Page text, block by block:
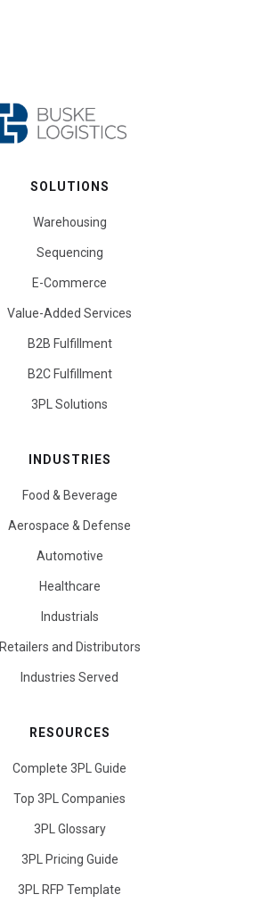
SOLUTIONS
Warehousing
Sequencing
E-Commerce
Value-Added Services
B2B Fulfillment
B2C Fulfillment
3PL Solutions
INDUSTRIES
Food & Beverage
Aerospace & Defense
Automotive
Healthcare
Industrials
Retailers and Distributors
Industries Served
RESOURCES
Complete 3PL Guide
Top 3PL Companies
3PL Glossary
3PL Pricing Guide
3PL RFP Template